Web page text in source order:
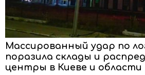
Массированный удар по
поразила склады и
центры в Киеве и области